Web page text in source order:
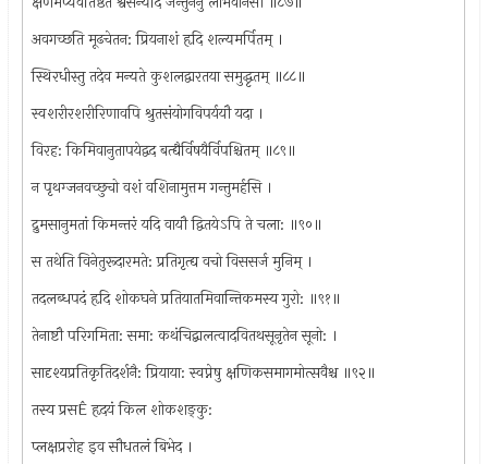
अवगच्छति मूढचेतन: प्रियनाशं हृदि शल्यमर्पितम् ।
स्थिरधीस्तु तदेव मन्यते कुशलद्वारतया समुद्धृतम् ॥८८॥
स्वशरीरशरीरिणावपि श्रुतसंयोगविपर्ययौ यदा ।
विरह: किमिवानुतापयेद्वद बत्द्यैर्विषयैर्विपश्चितम् ॥८९॥
न पृथग्जनवच्छुचो वशं वशिनामुत्तम गन्तुमर्हसि ।
द्रुमसानुमतां किमन्तरं यदि वायौ द्वितयेऽपि ते चला: ॥९०॥
स तथेति विनेतुरूदारमते: प्रतिगृत्द्य वचो विससर्ज मुनिम् ।
तदलब्धपदं हृदि शोकघने प्रतियातमिवान्तिकमस्य गुरो: ॥९१॥
तेनाष्टौ परिगमिता: समा: कथंचिद्बालत्वादवितथसूनृतेन सूनो: ।
सादृश्यप्रतिकृतिदर्शनै: प्रियाया: स्वप्नेषु क्षणिकसमागमोत्सवैश्च ॥९२॥
तस्य प्रसÊ हृदयं किल शोकशङ्कु:
प्लक्षप्ररोह इव सौधतलं बिभेद ।